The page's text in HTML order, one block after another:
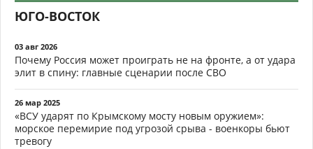
ЮГО-ВОСТОК
03 авг 2026
Почему Россия может проиграть не на фронте, а от удара
элит в спину: главные сценарии после СВО
26 мар 2025
«ВСУ ударят по Крымскому мосту новым оружием»:
морское перемирие под угрозой срыва - военкоры бьют
тревогу